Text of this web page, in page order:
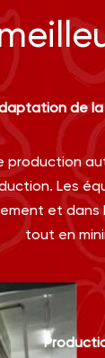
de
production
Les
et
tout en